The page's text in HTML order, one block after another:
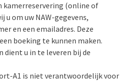
kamerreservering (online of
u om uw NAW-gegevens,
en een emailadres. Deze
boeking te kunnen maken.
dient u in te leveren bij de
A1 is niet verantwoordelijk voor